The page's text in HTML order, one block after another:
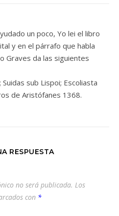
un poco, Yo lei el libro
y en el párrafo que habla
Graves da las siguientes
sub Lispoi; Escoliasta
de Aristófanes 1368.
RESPUESTA
no será publicada. Los
con *